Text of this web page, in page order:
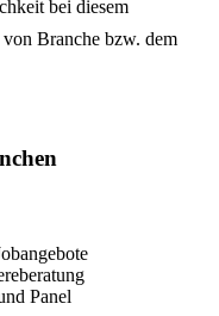
bei diesem
Branche bzw. dem
Jobmesse
Die
und Themen, welche für
Panel